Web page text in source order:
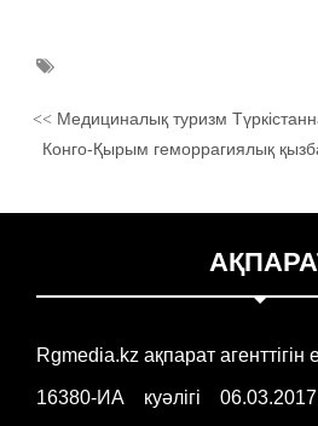
<<Медициналық туризм
Конго-Қырым геморрагиялық
Rgmedia.kz ақпарат
16380-ИА куәлігі